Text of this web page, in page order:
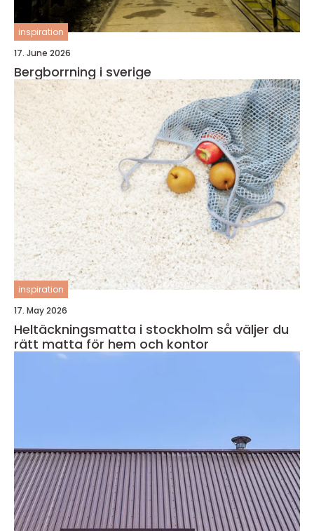
inspiration
17. June 2026
Bergborrning i sverige
inspiration
17. May 2026
Heltäckningsmatta i stockholm så väljer du
rätt matta för hem och kontor